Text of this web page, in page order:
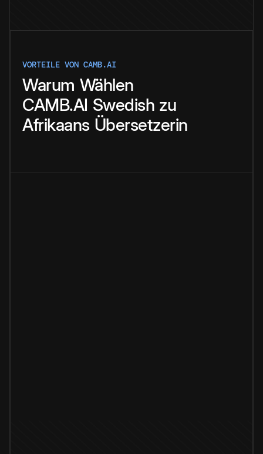
VORTEILE VON CAMB.AI
Warum Wählen
CAMB.AI Swedish zu
Afrikaans Übersetzerin